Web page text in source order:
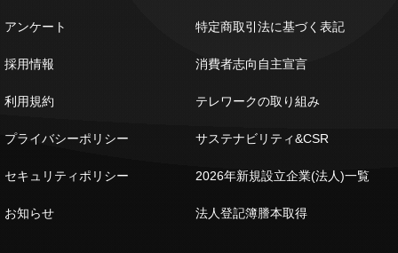
アンケート
採用情報
利用規約
プライバシーポリシー
セキュリティポリシー
お知らせ
特定商取引法に基づく表記
消費者志向自主宣言
テレワークの取り組み
サステナビリティ&CSR
2026年新規設立企業(法人)一覧
法人登記簿謄本取得